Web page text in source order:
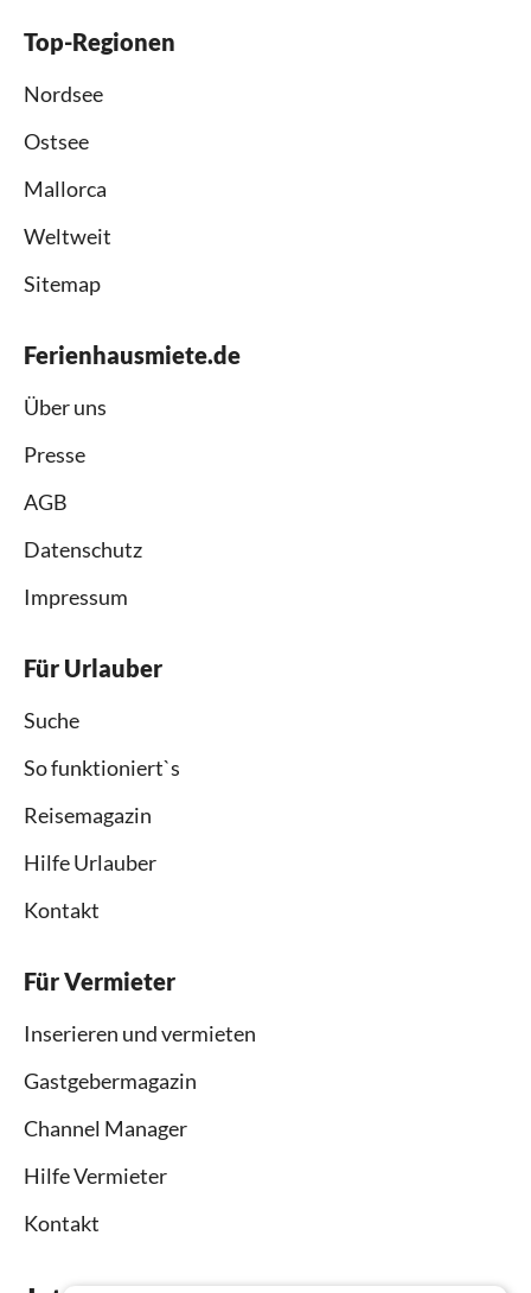
Top-Regionen
Nordsee
Ostsee
Mallorca
Weltweit
Sitemap
Ferienhausmiete.de
Über uns
Presse
AGB
Datenschutz
Impressum
Für Urlauber
Suche
So funktioniert`s
Reisemagazin
Hilfe Urlauber
Kontakt
Für Vermieter
Inserieren und vermieten
Gastgebermagazin
Channel Manager
Hilfe Vermieter
Kontakt